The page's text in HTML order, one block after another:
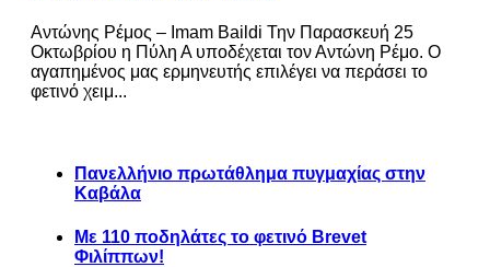
Αντώνης Ρέμος – Imam Baildi Την Παρασκευή 25
Οκτωβρίου η Πύλη Α υποδέχεται τον Αντώνη Ρέμο. Ο
αγαπημένος μας ερμηνευτής επιλέγει να περάσει το
φετινό χειμ...
Πανελλήνιο πρωτάθλημα πυγμαχίας στην
Καβάλα
Με 110 ποδηλάτες το φετινό Brevet
Φιλίππων!